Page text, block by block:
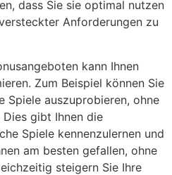
dass Sie sie optimal nutzen
Anforderungen zu
kann Ihnen
Zum Beispiel können Sie
Spiele auszuprobieren, ohne
gibt Ihnen die
Spiele kennenzulernen und
am besten gefallen, ohne
steigern Sie Ihre